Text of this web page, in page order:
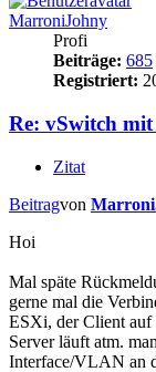
MarroniJohny
Profi
Beiträge: 685
Registriert:
Re: vSwitch mit
Zitat
Beitragvon
Hoi
Mal späte
gerne mal die
ESXi, der Client auf
Server läuft atm.
Interface/VLAN an